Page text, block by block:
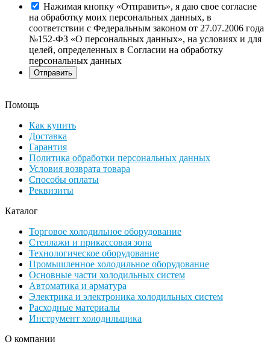
Нажимая кнопку «Отправить», я даю свое согласие
на обработку моих персональных данных, в
соответствии с Федеральным законом от 27.07.2006 года
№152-ФЗ «О персональных данных», на условиях и для
целей, определенных в Согласии на обработку
персональных данных
Помощь
Как купить
Доставка
Гарантия
Политика обработки персональных данных
Условия возврата товара
Способы оплаты
Реквизиты
Каталог
Торговое холодильное оборудование
Стеллажи и прикассовая зона
Технологическое оборудование
Промышленное холодильное оборудование
Основные части холодильных систем
Автоматика и арматура
Электрика и электроника холодильных систем
Расходные материалы
Инструмент холодильщика
О компании